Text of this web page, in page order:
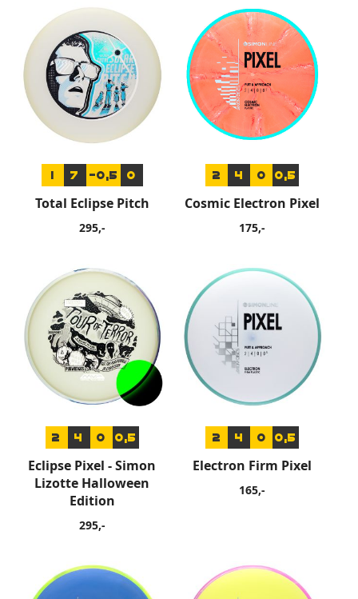
1 7 -0,5 0
Total Eclipse Pitch
295,-
2 4 0 0,5
Cosmic Electron Pixel
175,-
2 4 0 0,5
Eclipse Pixel - Simon
Lizotte Halloween
Edition
295,-
2 4 0 0,5
Electron Firm Pixel
165,-